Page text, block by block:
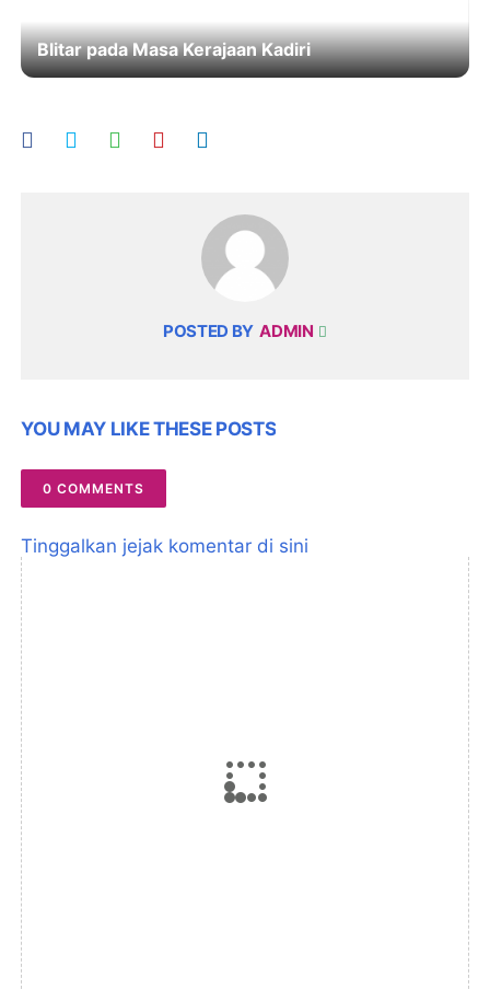
Blitar pada Masa Kerajaan Kadiri
POSTED BY ADMIN
YOU MAY LIKE THESE POSTS
0 COMMENTS
Tinggalkan jejak komentar di sini